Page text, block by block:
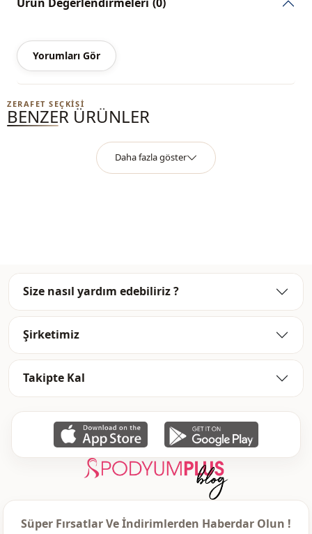
Yorumları Gör
ZERAFET SEÇKISI
BENZER ÜRÜNLER
Daha fazla göster
Size nasıl yardım edebiliriz ?
Şirketimiz
Takipte Kal
Süper Fırsatlar Ve İndirimlerden Haberdar Olun !